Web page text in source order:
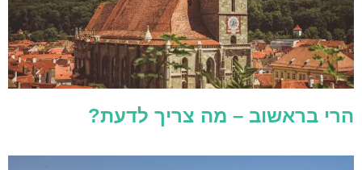
הרי בראשוב – מה צריך לדעת?